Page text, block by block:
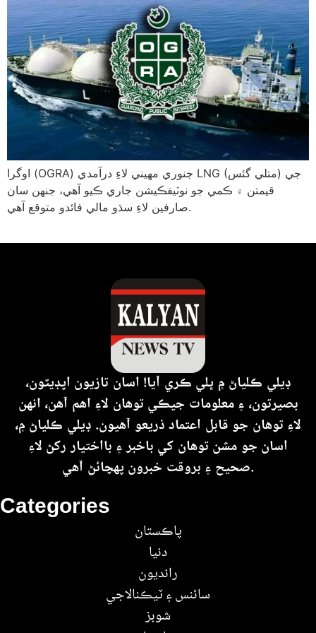
اوگرا (OGRA) جنوري مهيني لاءِ درآمدي LNG (متلي گئس) جي
قيمتن ۾ ڪمي جو نوٽيفڪيشن جاري ڪيو آهي، جنهن سان
صارفين لاءِ سڌو مالي فائدو متوقع آهي.
Categories
پاڪستان
دنيا
رانديون
سائنس ۽ ٽيڪنالاجي
شوبز
ڊيلي ڪلياڻ ۾ ڀلي ڪري آيا! اسان تازيون اپڊيٽون،
بصيرتون، ۽ معلومات جيڪي توهان لاءِ اهم آهن، انهن
لاءِ توهان جو قابل اعتماد ذريعو آهيون. ڊيلي ڪلياڻ ۾،
اسان جو مشن توهان کي باخبر ۽ بااختيار رکڻ لاءِ
صحيح ۽ بروقت خبرون پهچائڻ آهي.